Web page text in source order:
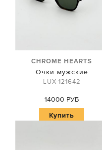
CHROME HEARTS
Очки мужские
LUX-121642
14000 РУБ
Купить